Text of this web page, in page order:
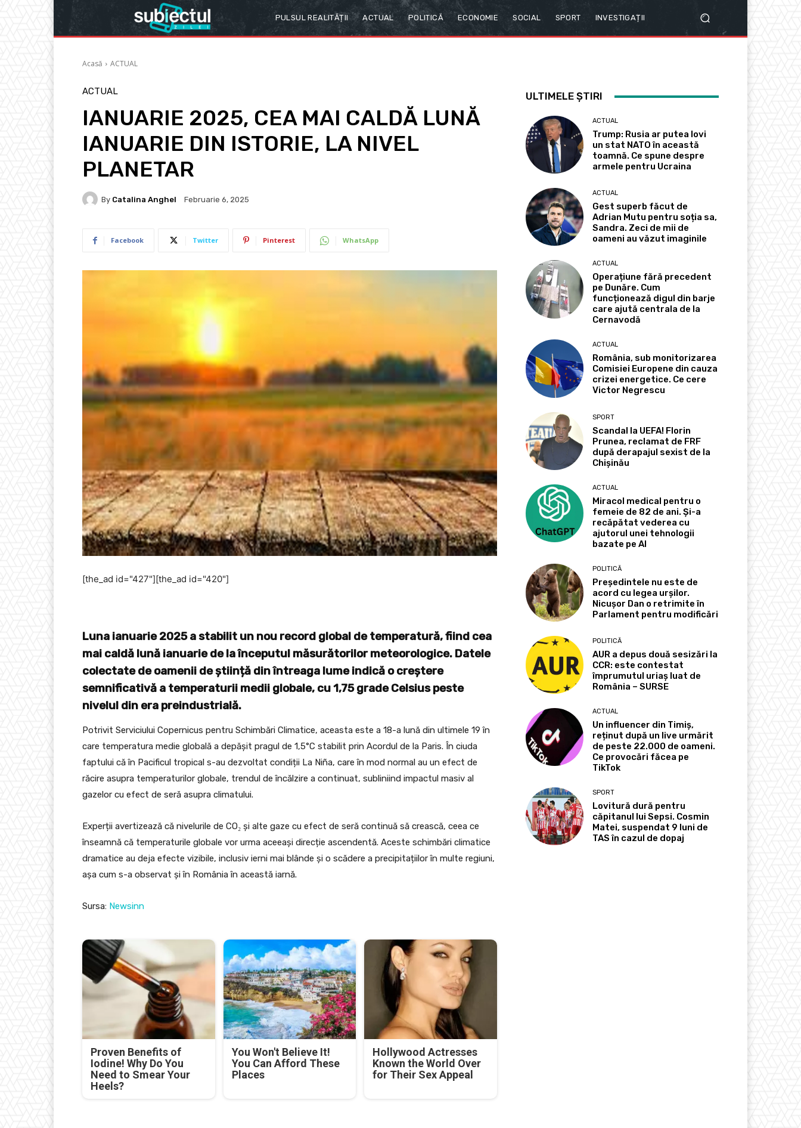
PULSUL REALITĂȚII ACTUAL POLITICĂ ECONOMIE SOCIAL SPORT INVESTIGAȚII
Acasă ACTUAL
ACTUAL
IANUARIE 2025, CEA MAI CALDĂ LUNĂ
IANUARIE DIN ISTORIE, LA NIVEL
PLANETAR
By Catalina Anghel Februarie 6, 2025
Facebook Twitter Pinterest WhatsApp
[the_ad id="427"][the_ad id="420"]
Luna ianuarie 2025 a stabilit un nou record global de temperatură, fiind cea
mai caldă lună ianuarie de la începutul măsurătorilor meteorologice. Datele
colectate de oamenii de știință din întreaga lume indică o creștere
semnificativă a temperaturii medii globale, cu 1,75 grade Celsius peste
nivelul din era preindustrială.
Potrivit Serviciului Copernicus pentru Schimbări Climatice, aceasta este a 18-a lună din ultimele 19 în
care temperatura medie globală a depășit pragul de 1,5°C stabilit prin Acordul de la Paris. În ciuda
faptului că în Pacificul tropical s-au dezvoltat condiții La Niña, care în mod normal au un efect de
răcire asupra temperaturilor globale, trendul de încălzire a continuat, subliniind impactul masiv al
gazelor cu efect de seră asupra climatului.
Experții avertizează că nivelurile de CO₂ și alte gaze cu efect de seră continuă să crească, ceea ce
înseamnă că temperaturile globale vor urma aceeași direcție ascendentă. Aceste schimbări climatice
dramatice au deja efecte vizibile, inclusiv ierni mai blânde și o scădere a precipitațiilor în multe regiuni,
așa cum s-a observat și în România în această iarnă.
Sursa: Newsinn
Proven Benefits of
Iodine! Why Do You
Need to Smear Your
Heels?
You Won't Believe It!
You Can Afford These
Places
Hollywood Actresses
Known the World Over
for Their Sex Appeal
ULTIMELE ȘTIRI
ACTUAL
Trump: Rusia ar putea lovi
un stat NATO în această
toamnă. Ce spune despre
armele pentru Ucraina
ACTUAL
Gest superb făcut de
Adrian Mutu pentru soția sa,
Sandra. Zeci de mii de
oameni au văzut imaginile
ACTUAL
Operațiune fără precedent
pe Dunăre. Cum
funcționează digul din barje
care ajută centrala de la
Cernavodă
ACTUAL
România, sub monitorizarea
Comisiei Europene din cauza
crizei energetice. Ce cere
Victor Negrescu
SPORT
Scandal la UEFA! Florin
Prunea, reclamat de FRF
după derapajul sexist de la
Chișinău
ACTUAL
Miracol medical pentru o
femeie de 82 de ani. Și-a
recăpătat vederea cu
ajutorul unei tehnologii
bazate pe AI
POLITICĂ
Președintele nu este de
acord cu legea urșilor.
Nicușor Dan o retrimite în
Parlament pentru modificări
POLITICĂ
AUR a depus două sesizări la
CCR: este contestat
împrumutul uriaș luat de
România – SURSE
ACTUAL
Un influencer din Timiș,
reținut după un live urmărit
de peste 22.000 de oameni.
Ce provocări făcea pe
TikTok
SPORT
Lovitură dură pentru
căpitanul lui Sepsi. Cosmin
Matei, suspendat 9 luni de
TAS în cazul de dopaj